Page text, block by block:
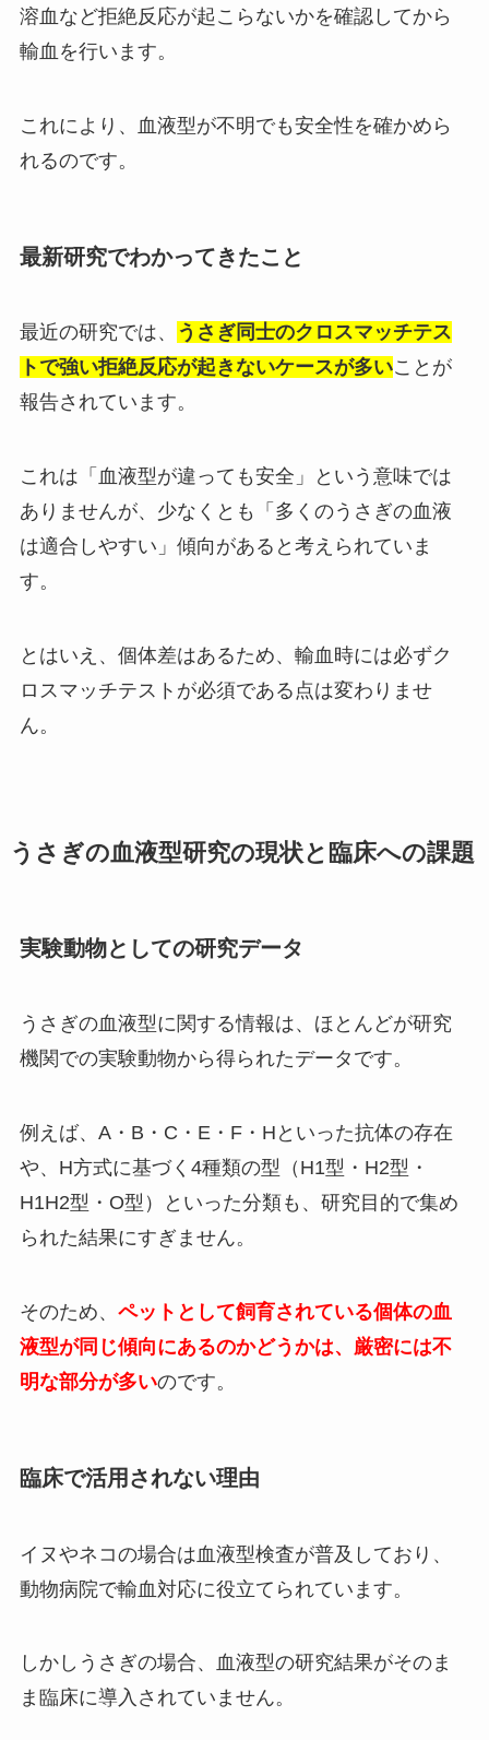
溶血など拒絶反応が起こらないかを確認してから
輸血を行います。
これにより、血液型が不明でも安全性を確かめら
れるのです。
最新研究でわかってきたこと
最近の研究では、
うさぎ同士のクロスマッチテス
トで強い拒絶反応が起きないケースが多いことが
報告されています。
これは「血液型が違っても安全」という意味では
ありませんが、少なくとも「多くのうさぎの血液
は適合しやすい」傾向があると考えられていま
す。
とはいえ、個体差はあるため、輸血時には必ずク
ロスマッチテストが必須である点は変わりませ
ん。
うさぎの血液型研究の現状と臨床への課題
実験動物としての研究データ
うさぎの血液型に関する情報は、ほとんどが研究
機関での実験動物から得られたデータです。
例えば、A・B・C・E・F・Hといった抗体の存在
や、H方式に基づく4種類の型（H1型・H2型・
H1H2型・O型）といった分類も、研究目的で集め
られた結果にすぎません。
そのため、 ペットとして飼育されている個体の血
液型が同じ傾向にあるのかどうかは、厳密には不
明な部分が多いのです。
臨床で活用されない理由
イヌやネコの場合は血液型検査が普及しており、
動物病院で輸血対応に役立てられています。
しかしうさぎの場合、血液型の研究結果がそのま
ま臨床に導入されていません。